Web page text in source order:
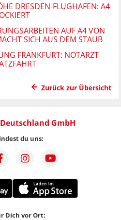
DRESDEN-FLUGHAFEN: A4
AUF A4 VON
SICH AUS DEM STAUB
FRANKFURT: NOTARZT
Zurück zur Übersicht
Deutschland GmbH
du uns:
Dich vor Ort: